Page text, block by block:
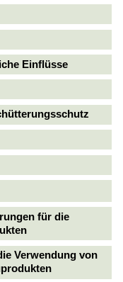
Einflüsse
für die
Verwendung von